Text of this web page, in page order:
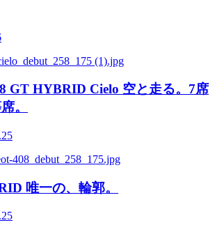
GT HYBRID Cielo 空と走る。7席
。
唯一の、輪郭。